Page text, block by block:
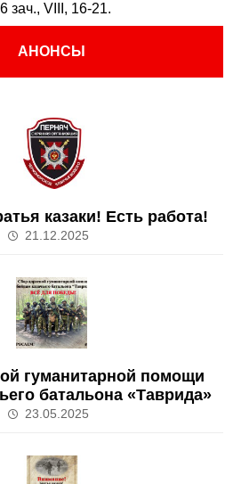
зач., VIII, 16-21.
АНОНСЫ
казаки! Есть работа!
21.12.2025
гуманитарной помощи
батальона «Таврида»
23.05.2025